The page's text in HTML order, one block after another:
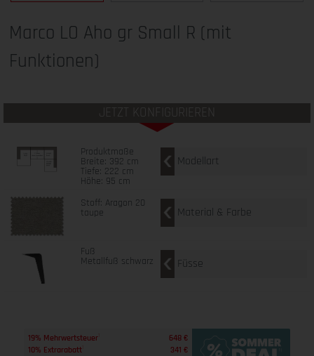
Marco LO Aho gr Small R (mit
Funktionen)
JETZT KONFIGURIEREN
Produktmaße
Breite: 392 cm
Tiefe: 222 cm
Höhe: 95 cm
Modellart
Stoff: Aragon 20
taupe Material & Farbe
Fuß
Metallfuß schwarz Füsse
19% Mehrwertsteuer
648 €
10% Extrarabatt
341 €